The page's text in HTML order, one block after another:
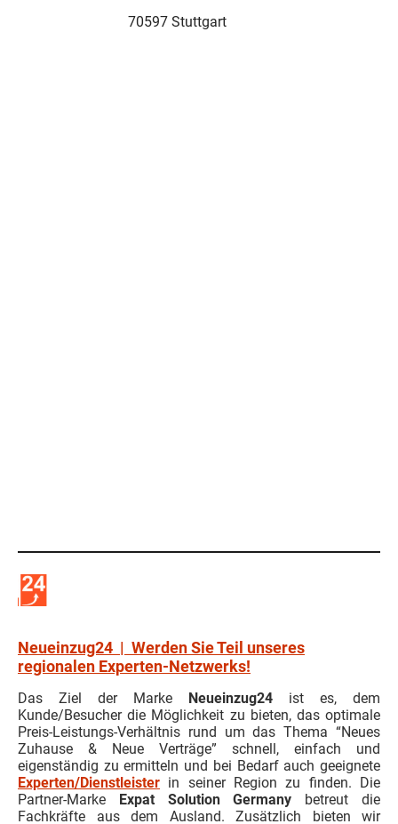
70597 Stuttgart
Neueinzug24 | Werden Sie Teil unseres
regionalen Experten-Netzwerks!
Das Ziel der Marke Neueinzug24 ist es, dem
Kunde/Besucher die Möglichkeit zu bieten, das optimale
Preis-Leistungs-Verhältnis rund um das Thema “Neues
Zuhause & Neue Verträge” schnell, einfach und
eigenständig zu ermitteln und bei Bedarf auch geeignete
Experten/Dienstleister in seiner Region zu finden. Die
Partner-Marke Expat Solution Germany betreut die
Fachkräfte aus dem Ausland. Zusätzlich bieten wir